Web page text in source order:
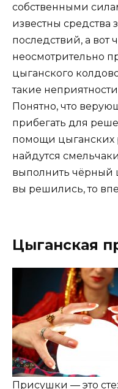
собственными
известны средства
последствий, а вот
неосмотрительно
цыганского
такие
Понятно, что
прибегать для
помощи цыганских
найдутся
выполнить чёрный
вы решились, то
Цыганская
Присушки — это